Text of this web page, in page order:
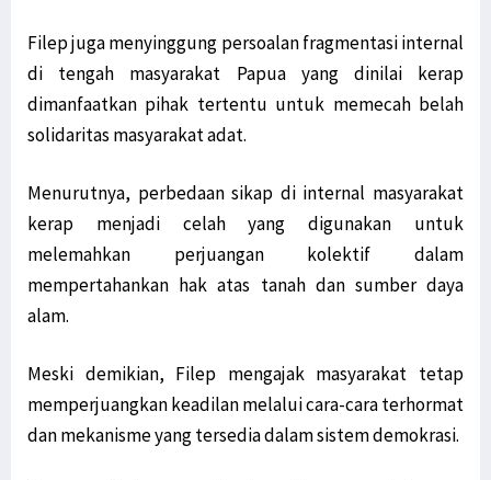
Filep juga menyinggung persoalan fragmentasi internal
di tengah masyarakat Papua yang dinilai kerap
dimanfaatkan pihak tertentu untuk memecah belah
solidaritas masyarakat adat.
Menurutnya, perbedaan sikap di internal masyarakat
kerap menjadi celah yang digunakan untuk
melemahkan perjuangan kolektif dalam
mempertahankan hak atas tanah dan sumber daya
alam.
Meski demikian, Filep mengajak masyarakat tetap
memperjuangkan keadilan melalui cara-cara terhormat
dan mekanisme yang tersedia dalam sistem demokrasi.